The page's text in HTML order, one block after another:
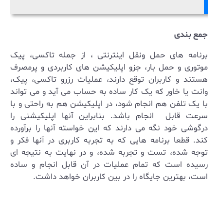
جمع بندی
برنامه های حمل ونقل اینترنتی ، از جمله تاکسی، پیک
موتوری و حمل بار، جزو اپلیکیشن های کاربردی و پرمصرف
هستند و کاربران توقع دارند، عملیات رزرو تاکسی، پیک،
وانت یا خاور که یک کار ساده به حساب می آید و می تواند
با یک تلفن هم انجام شود، در اپلیکیشن هم به راحتی و با
سرعت قابل انجام باشد. بنابراین آنها اپلیکیشنی را
درگوشی خود نگه می دارند که این خواسته آنها را برآورده
کند. قطعا برنامه هایی که به تجربه کاربری در آنها فکر و
توجه شده، تست و تجربه شده، و در نهایت به نتیجه ای
رسیده است که تمام عملیات در آن قابل انجام و ساده
است، بهترین جایگاه را در بین کاربران خواهد داشت.